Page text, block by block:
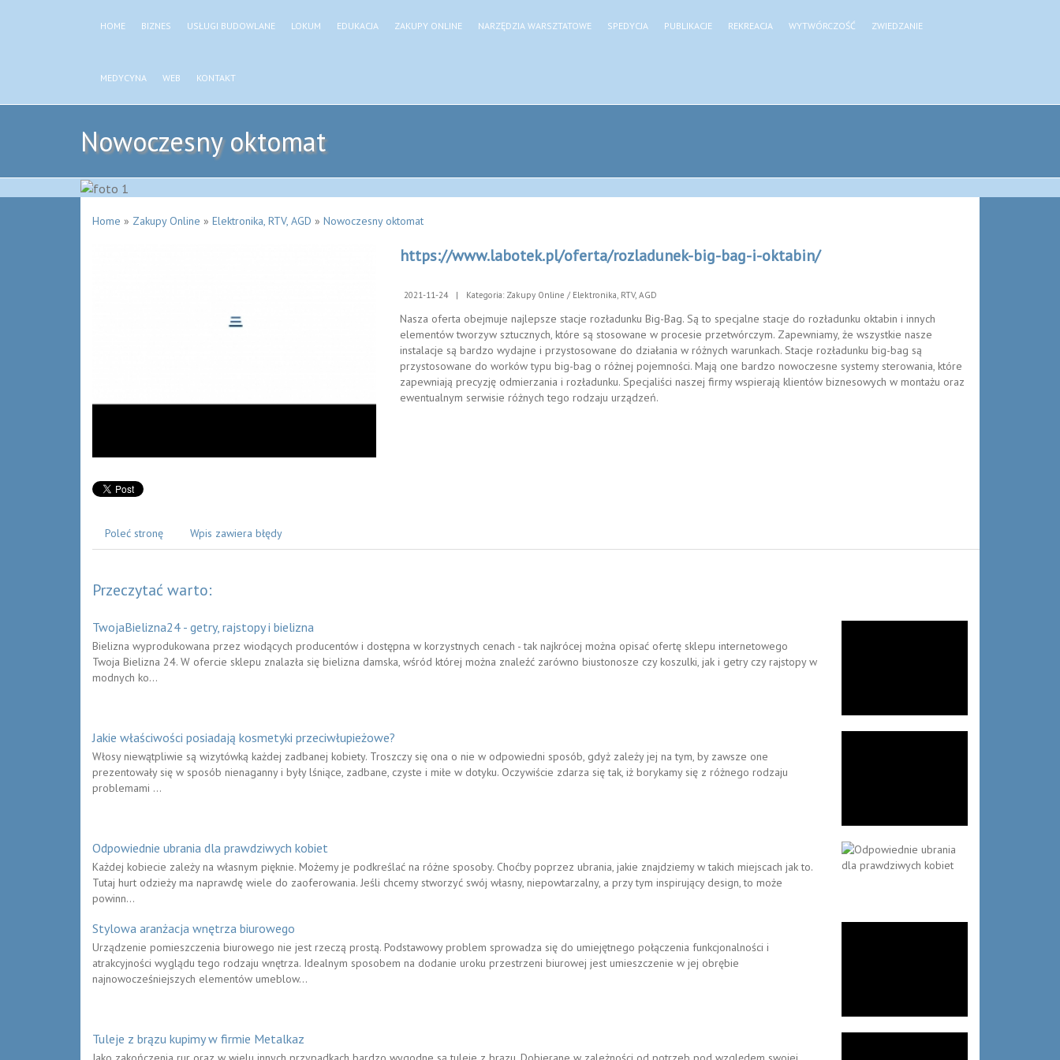
HOME BIZNES USŁUGI BUDOWLANE LOKUM EDUKACJA ZAKUPY ONLINE NARZĘDZIA WARSZTATOWE SPEDYCJA PUBLIKACJE REKREACJA WYTWÓRCZOŚĆ ZWIEDZANIE
MEDYCYNA WEB KONTAKT
Nowoczesny oktomat
Home » Zakupy Online » Elektronika, RTV, AGD » Nowoczesny oktomat
https://www.labotek.pl/oferta/rozladunek-big-bag-i-oktabin/
2021-11-24 | Kategoria: Zakupy Online / Elektronika, RTV, AGD
Nasza oferta obejmuje najlepsze stacje rozładunku Big-Bag. Są to specjalne stacje do rozładunku oktabin i innych
elementów tworzyw sztucznych, które są stosowane w procesie przetwórczym. Zapewniamy, że wszystkie nasze
instalacje są bardzo wydajne i przystosowane do działania w różnych warunkach. Stacje rozładunku big-bag są
przystosowane do worków typu big-bag o różnej pojemności. Mają one bardzo nowoczesne systemy sterowania, które
zapewniają precyzję odmierzania i rozładunku. Specjaliści naszej firmy wspierają klientów biznesowych w montażu oraz
ewentualnym serwisie różnych tego rodzaju urządzeń.
Poleć stronę Wpis zawiera błędy
Przeczytać warto:
TwojaBielizna24 - getry, rajstopy i bielizna
Bielizna wyprodukowana przez wiodących producentów i dostępna w korzystnych cenach - tak najkrócej można opisać ofertę sklepu internetowego
Twoja Bielizna 24. W ofercie sklepu znalazła się bielizna damska, wśród której można znaleźć zarówno biustonosze czy koszulki, jak i getry czy rajstopy w
modnych ko...
Jakie właściwości posiadają kosmetyki przeciwłupieżowe?
Włosy niewątpliwie są wizytówką każdej zadbanej kobiety. Troszczy się ona o nie w odpowiedni sposób, gdyż zależy jej na tym, by zawsze one
prezentowały się w sposób nienaganny i były lśniące, zadbane, czyste i miłe w dotyku. Oczywiście zdarza się tak, iż borykamy się z różnego rodzaju
problemami ...
Odpowiednie ubrania dla prawdziwych kobiet
Każdej kobiecie zależy na własnym pięknie. Możemy je podkreślać na różne sposoby. Choćby poprzez ubrania, jakie znajdziemy w takich miejscach jak to.
Tutaj hurt odzieży ma naprawdę wiele do zaoferowania. Jeśli chcemy stworzyć swój własny, niepowtarzalny, a przy tym inspirujący design, to może
powinn...
Stylowa aranżacja wnętrza biurowego
Urządzenie pomieszczenia biurowego nie jest rzeczą prostą. Podstawowy problem sprowadza się do umiejętnego połączenia funkcjonalności i
atrakcyjności wyglądu tego rodzaju wnętrza. Idealnym sposobem na dodanie uroku przestrzeni biurowej jest umieszczenie w jej obrębie
najnowocześniejszych elementów umeblow...
Tuleje z brązu kupimy w firmie Metalkaz